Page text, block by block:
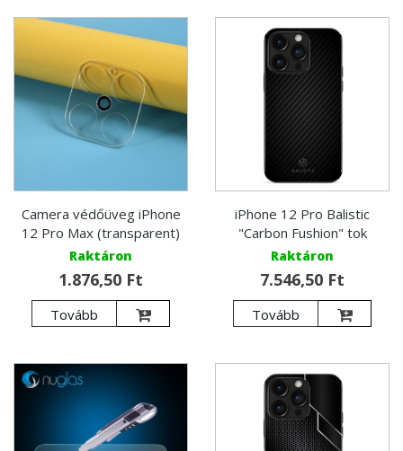
Camera védőüveg iPhone
12 Pro Max (transparent)
Raktáron
1.876,50 Ft
Tovább
iPhone 12 Pro Balistic
"Carbon Fushion" tok
Raktáron
7.546,50 Ft
Tovább